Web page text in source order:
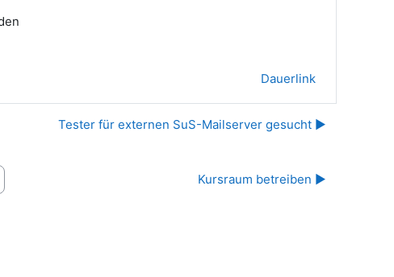
Dauerlink
Tester für externen SuS-Mailserver gesucht ▶︎
Kursraum betreiben ▶︎